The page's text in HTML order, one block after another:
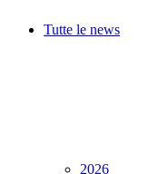
Tutte le news
2026